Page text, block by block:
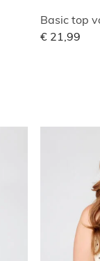
Basic top
€ 21,99